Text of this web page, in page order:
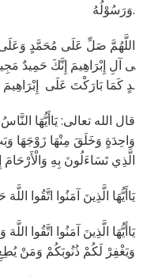
وَرَسُوْلُهُ.
اللَّهُمَّ صَلِّ عَلَى مُحَمَّدٍ
ى آلِ إِبْرَاهِيمَ إِنَّكَ حَمِيدٌ
دٍ كَمَا بَارَكْتَ عَلَى إِبْرَاهِيمَ وَعَلَى آلِ إِبْرَاهِيمَ إِنَّكَ حَمِيدٌ مَجِيدٌ.
قال الله تعالى: يَاأَيُّهَا
وَاحِدَةٍ وَخَلَقَ مِنْهَا زَوْجَهَا
الَّذِي تَسَاءَلُونَ بِهِ
يَاأَيُّهَا الَّذِينَ آمَنُوا اتَّقُوا
يَاأَيُّهَا الَّذِينَ آمَنُوا اتَّقُوا
وَيَغْفِرْ لَكُمْ ذُنُوبَكُمْ وَمَنْ